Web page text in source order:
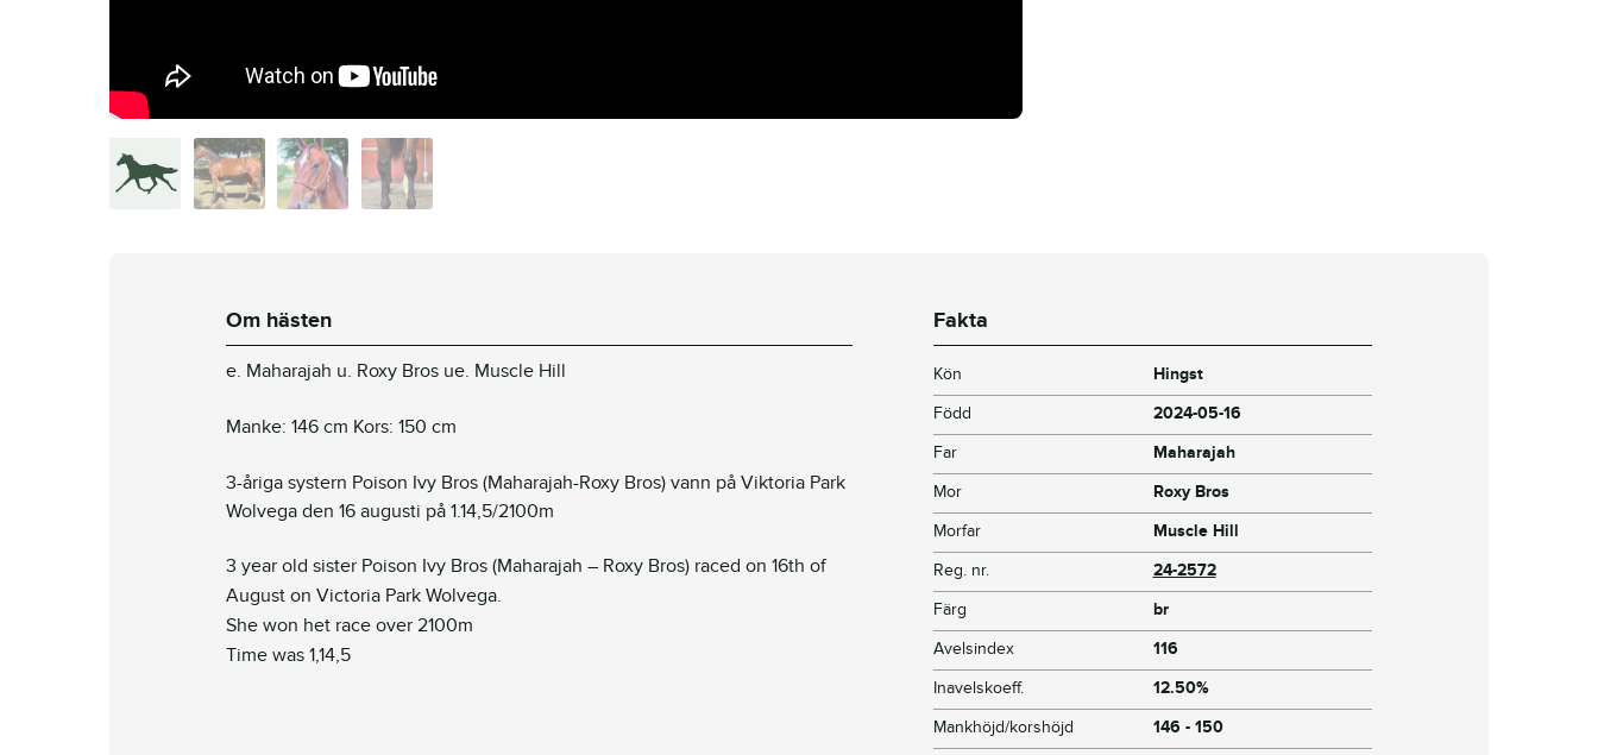
Om hästen
e. Maharajah u. Roxy Bros ue. Muscle Hill
Manke: 146 cm Kors: 150 cm
3-åriga systern Poison Ivy Bros (Maharajah-Roxy Bros) vann på Viktoria Park
Wolvega den 16 augusti på 1.14,5/2100m
3 year old sister Poison Ivy Bros (Maharajah – Roxy Bros) raced on 16th of
August on Victoria Park Wolvega.
She won het race over 2100m
Time was 1,14,5
Fakta
Kön
Hingst
Född
2024-05-16
Far
Maharajah
Mor
Roxy Bros
Morfar
Muscle Hill
Reg. nr.
24-2572
Färg
br
Avelsindex
116
Inavelskoeff.
12.50%
Mankhöjd/korshöjd
146 - 150